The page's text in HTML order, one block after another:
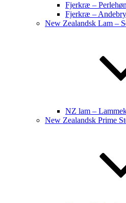
Fjerkræ –
Fjerkræ –
New Zealandsk Lam –
NZ lam –
New Zealandsk Prime